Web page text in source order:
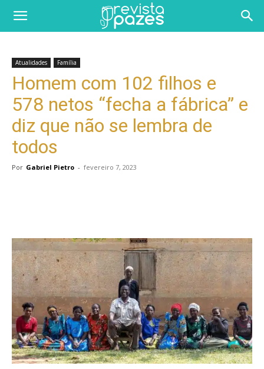
Atualidades Família
Homem com 102 filhos e
578 netos “fecha a fábrica” e
diz que não se lembra de
todos
Por Gabriel Pietro - fevereiro 7, 2023